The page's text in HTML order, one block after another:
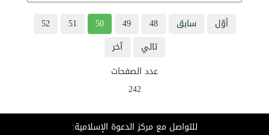
أوّل سابق 48
49
50
51
52
تالي
آخر
عدد الصفحات
242
للتواصل مع مركز الدعوة الإسلامية: